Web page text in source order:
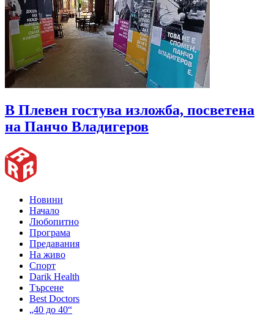
В Плевен гостува изложба, посветена
на Панчо Владигеров
Новини
Начало
Любопитно
Програма
Предавания
На живо
Спорт
Darik Health
Търсене
Best Doctors
„40 до 40“